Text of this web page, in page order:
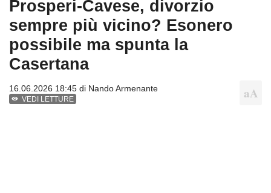
Prosperi-Cavese, divorzio
sempre più vicino? Esonero
possibile ma spunta la
Casertana
16.06.2026 18:45 di Nando Armenante
VEDI LETTURE